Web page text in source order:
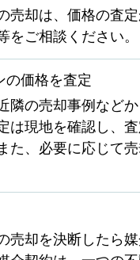
売却は、価格の査
をご相談ください。
の価格を査定
隣の売却事例など
は現地を確認し、
た、必要に応じて
売却を決断したら